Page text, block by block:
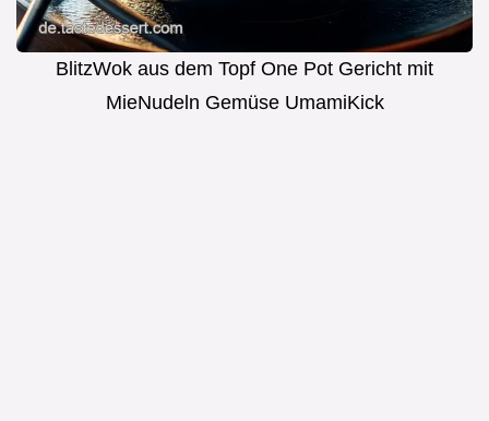
BlitzWok aus dem Topf One Pot Gericht mit
MieNudeln Gemüse UmamiKick